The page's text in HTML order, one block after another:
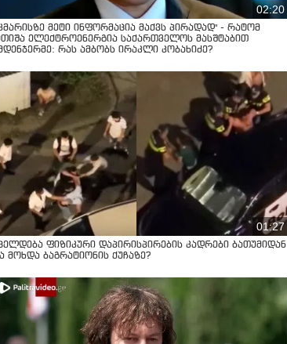
02:20
მეტი ინფორმაცია მაქვს პირადად" - რატომ
ელექტროენერგია საქართველოს მასშტაბით
რას ამბობს ირაკლი კობახიძე?
01:27
ფიზიკური დაპირისპირების კადრები ბათუმიდან
მოხდა ბაგრატიონის ქუჩაზე?